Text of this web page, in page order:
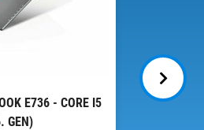
E736 - CORE I5
GEN)
HP